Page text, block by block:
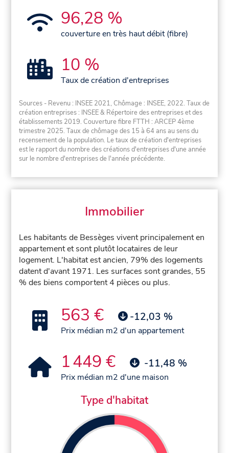
96,28 %
couverture en très haut débit (fibre)
10 %
Taux de création d'entreprises
Sources - Revenu : INSEE 2021, Chômage : INSEE, 2022. Taux de
création entreprises : INSEE & Répertoire des entreprises et des
établissements 2019. Couverture fibre FTTH : ARCEP 4ème
trimestre 2025. Taux de chômage des 15 à 64 ans au sens du
recensement de la population. Le taux de création d'entreprises
est le rapport du nombre des créations d'entreprises d'une année
sur le nombre d'entreprises de l'année précédente.
Immobilier
Les habitants de Bessèges vivent principalement en
appartement et sont plutôt locataires de leur
logement. L'habitat est ancien, 79% des logements
datent d'avant 1971. Les surfaces sont grandes, 55
% des biens comportent 4 pièces ou plus.
563 € -12,03 %
Prix médian m2 d'un appartement
1 449 € -11,48 %
Prix médian m2 d'une maison
Type d'habitat